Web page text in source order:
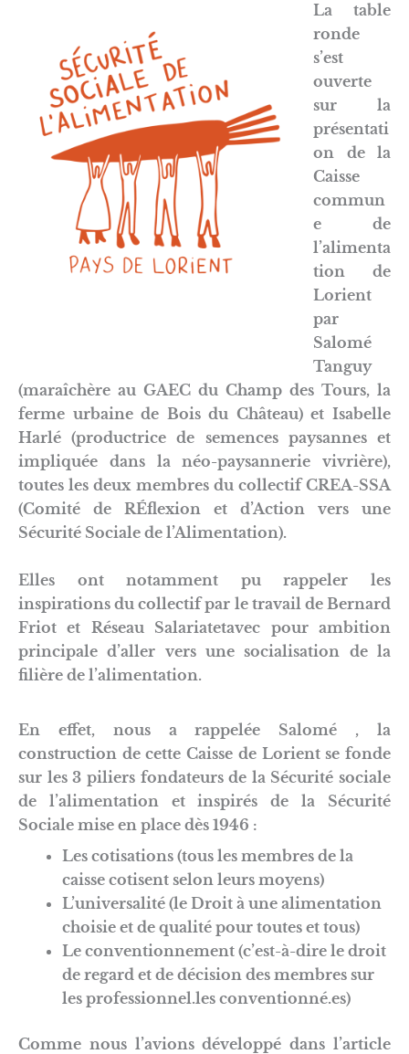
La table
ronde
s’est
ouverte
sur la
présentati
on de la
Caisse
commun
e de
l’alimenta
tion de
Lorient
par
Salomé
Tanguy
(maraîchère au GAEC du Champ des Tours, la
ferme urbaine de Bois du Château) et Isabelle
Harlé (productrice de semences paysannes et
impliquée dans la néo-paysannerie vivrière),
toutes les deux membres du collectif CREA-SSA
(Comité de RÉflexion et d’Action vers une
Sécurité Sociale de l’Alimentation).
Elles ont notamment pu rappeler les
inspirations du collectif par le travail de Bernard
Friot et Réseau Salariatetavec pour ambition
principale d’aller vers une socialisation de la
filière de l’alimentation.
En effet, nous a rappelée Salomé , la
construction de cette Caisse de Lorient se fonde
sur les 3 piliers fondateurs de la Sécurité sociale
de l’alimentation et inspirés de la Sécurité
Sociale mise en place dès 1946 :
Les cotisations (tous les membres de la
caisse cotisent selon leurs moyens)
L’universalité (le Droit à une alimentation
choisie et de qualité pour toutes et tous)
Le conventionnement (c’est-à-dire le droit
de regard et de décision des membres sur
les professionnel.les conventionné.es)
Comme nous l’avions développé dans l’article